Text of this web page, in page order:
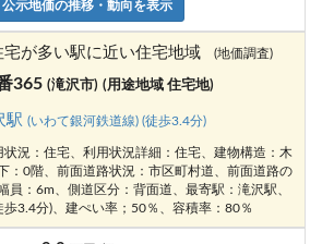
公示地価の推移・動向を表示
宅が多い駅に近い住宅地域 (地価調査)
365 (滝沢市) (用途地域 住宅地)
駅(いわて銀河鉄道線) (徒歩3.4分)
況：住宅、利用状況詳細：住宅、建物構造：木
：0階、前面道路状況：市区町村道、前面道路の
員：6m、側道区分：背面道、最寄駅：滝沢駅、
3.4分)、建ぺい率；50％、容積率：80％